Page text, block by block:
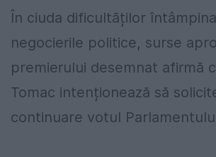
În ciuda dificultăților
negocierile politice, surse
premierului desemnat afirmă
Tomac intenționează să
continuare votul